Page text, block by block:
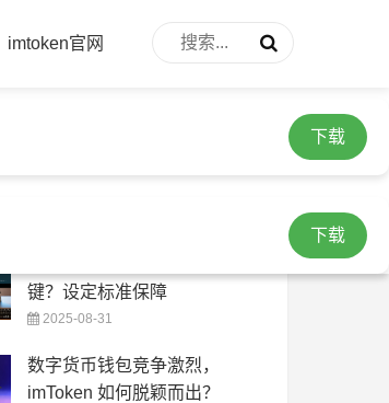
下载
下载
imtoken官网
键？设定标准保障
2025-08-31
数字货币钱包竞争激烈，
imToken 如何脱颖而出？